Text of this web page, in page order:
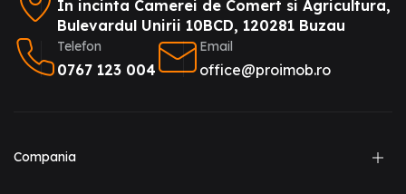
In incinta Camerei de Comert si Agricultura,
Bulevardul Unirii 10BCD, 120281 Buzau
Telefon
0767 123 004
Email
office@proimob.ro
Compania